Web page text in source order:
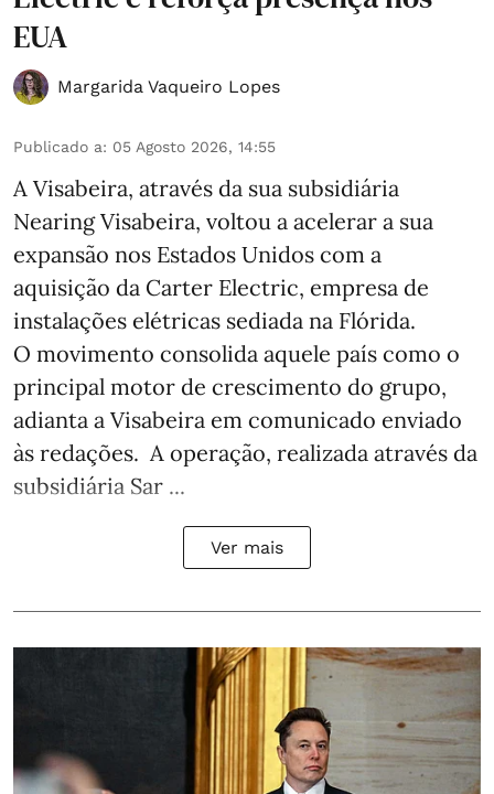
EUA
Margarida Vaqueiro Lopes
Publicado a: 05 Agosto 2026, 14:55
A Visabeira, através da sua subsidiária
Nearing Visabeira, voltou a acelerar a sua
expansão nos Estados Unidos com a
aquisição da Carter Electric, empresa de
instalações elétricas sediada na Flórida.
O movimento consolida aquele país como o
principal motor de crescimento do grupo,
adianta a Visabeira em comunicado enviado
às redações. A operação, realizada através da
subsidiária Sar ...
Ver mais